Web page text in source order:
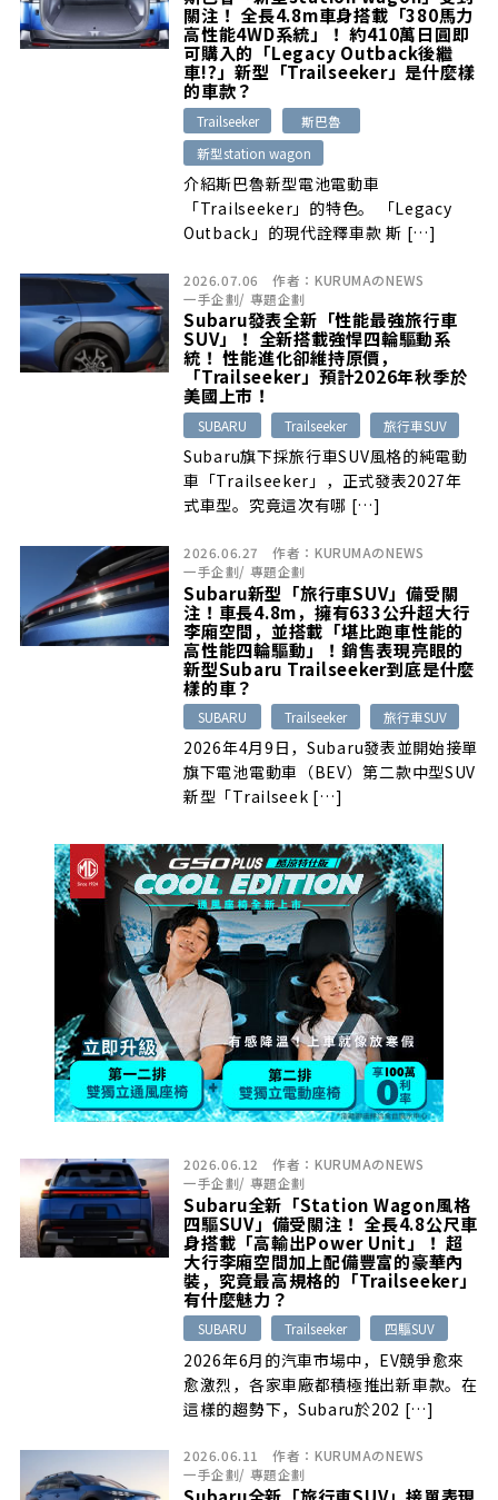
關注！ 全長4.8m車身搭載「380馬力
高性能4WD系統」！ 約410萬日圓即
可購入的「Legacy Outback後繼
車!?」新型「Trailseeker」是什麼樣
的車款？
Trailseeker
斯巴魯
新型station wagon
介紹斯巴魯新型電池電動車
「Trailseeker」的特色。 「Legacy
Outback」的現代詮釋車款 斯 […]
2026.07.06 作者： KURUMAのNEWS
一手企劃/ 專題企劃
Subaru發表全新「性能最強旅行車
SUV」！ 全新搭載強悍四輪驅動系
統！ 性能進化卻維持原價，
「Trailseeker」預計2026年秋季於
美國上市！
SUBARU Trailseeker 旅行車SUV
Subaru旗下採旅行車SUV風格的純電動
車「Trailseeker」，正式發表2027年
式車型。究竟這次有哪 […]
2026.06.27 作者： KURUMAのNEWS
一手企劃/ 專題企劃
Subaru新型「旅行車SUV」備受關
注！車長4.8m，擁有633公升超大行
李廂空間，並搭載「堪比跑車性能的
高性能四輪驅動」！銷售表現亮眼的
新型Subaru Trailseeker到底是什麼
樣的車？
SUBARU Trailseeker 旅行車SUV
2026年4月9日，Subaru發表並開始接單
旗下電池電動車（BEV）第二款中型SUV
新型「Trailseek […]
2026.06.12 作者： KURUMAのNEWS
一手企劃/ 專題企劃
Subaru全新「Station Wagon風格
四驅SUV」備受關注！ 全長4.8公尺車
身搭載「高輸出Power Unit」！ 超
大行李廂空間加上配備豐富的豪華內
裝，究竟最高規格的「Trailseeker」
有什麼魅力？
SUBARU Trailseeker 四驅SUV
2026年6月的汽車市場中，EV競爭愈來
愈激烈，各家車廠都積極推出新車款。在
這樣的趨勢下，Subaru於202 […]
2026.06.11 作者： KURUMAのNEWS
一手企劃/ 專題企劃